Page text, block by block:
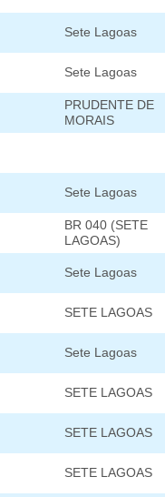
Sete Lagoas
Sete Lagoas
PRUDENTE DE
MORAIS
Sete Lagoas
BR 040 (SETE
LAGOAS)
Sete Lagoas
SETE LAGOAS
Sete Lagoas
SETE LAGOAS
SETE LAGOAS
SETE LAGOAS